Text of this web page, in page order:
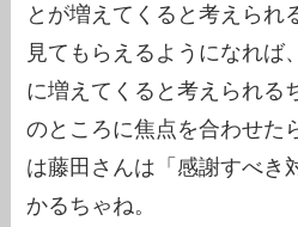
とが増えてくると考えられ
見てもらえるようになれば
に増えてくると考えられる
のところに焦点を合わせた
は藤田さんは「感謝すべき
かるちゃね。